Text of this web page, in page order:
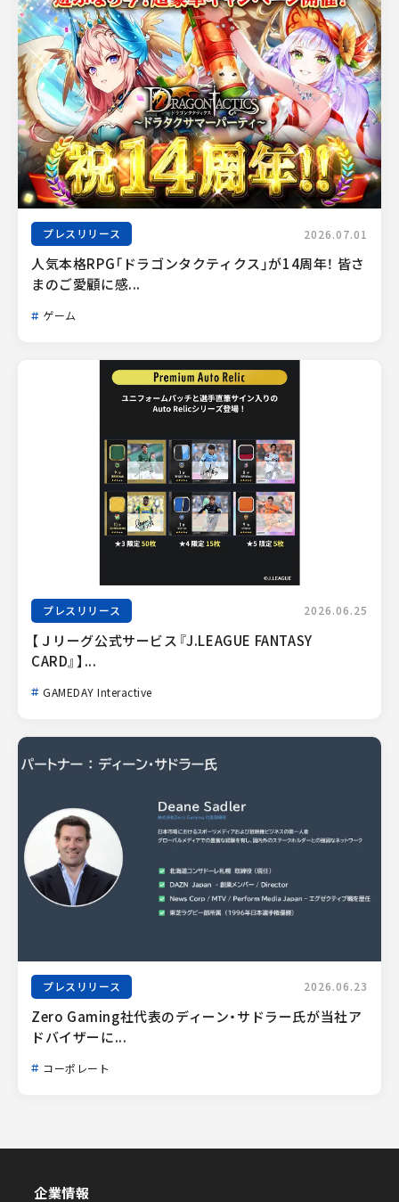
プレスリリース 2026.07.01
人気本格RPG「ドラゴンタクティクス」が14周年！ 皆さ
まのご愛顧に感...
ゲーム
プレスリリース 2026.06.25
【Ｊリーグ公式サービス『J.LEAGUE FANTASY
CARD』】...
GAMEDAY Interactive
プレスリリース 2026.06.23
Zero Gaming社代表のディーン・サドラー氏が当社ア
ドバイザーに...
コーポレート
企業情報